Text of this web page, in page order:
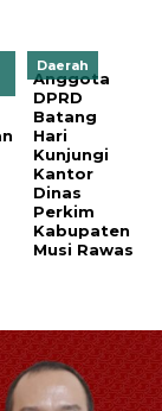
Daerah
Anggota
DPRD
Batang
Hari
Kunjungi
Kantor
Dinas
Perkim
Kabupaten
Musi Rawas